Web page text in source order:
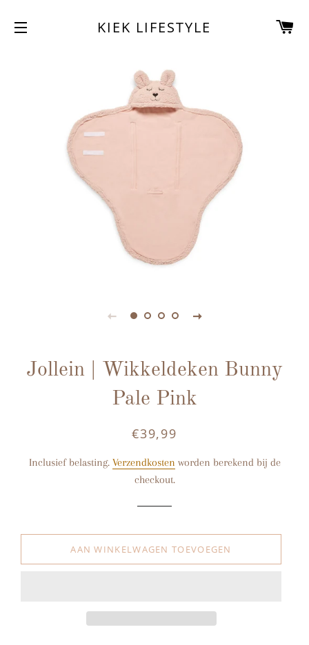
KIEK LIFESTYLE
Jollein | Wikkeldeken Bunny
Pale Pink
Normale
Aanbiedingsprijs
€39,99
Inclusief belasting. Verzendkosten worden berekend bij de
checkout.
AAN WINKELWAGEN TOEVOEGEN